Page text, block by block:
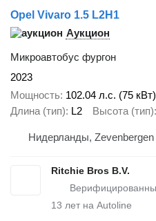
Opel Vivaro 1.5 L2H1
Аукцион
Микроавтобус фургон
2023
Мощность 102.04 л.с. (75 кВт)
Длина (тип) L2 Высота (тип)
Нидерланды, Zevenbergen
Ritchie Bros B.V.
13 лет на Autoline